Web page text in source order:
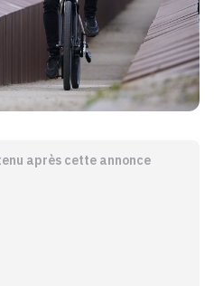
après cette annonce